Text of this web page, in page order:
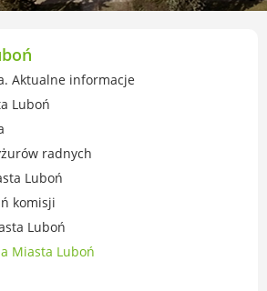
ekologiczna
NA ZMIANY KLIMATU
miejska
pozarządowe
Organizacji Pozarządowych
w Luboniu
Aktualne informacje
Luboń
radnych
Luboń
komisji
Luboń
Miasta Luboń